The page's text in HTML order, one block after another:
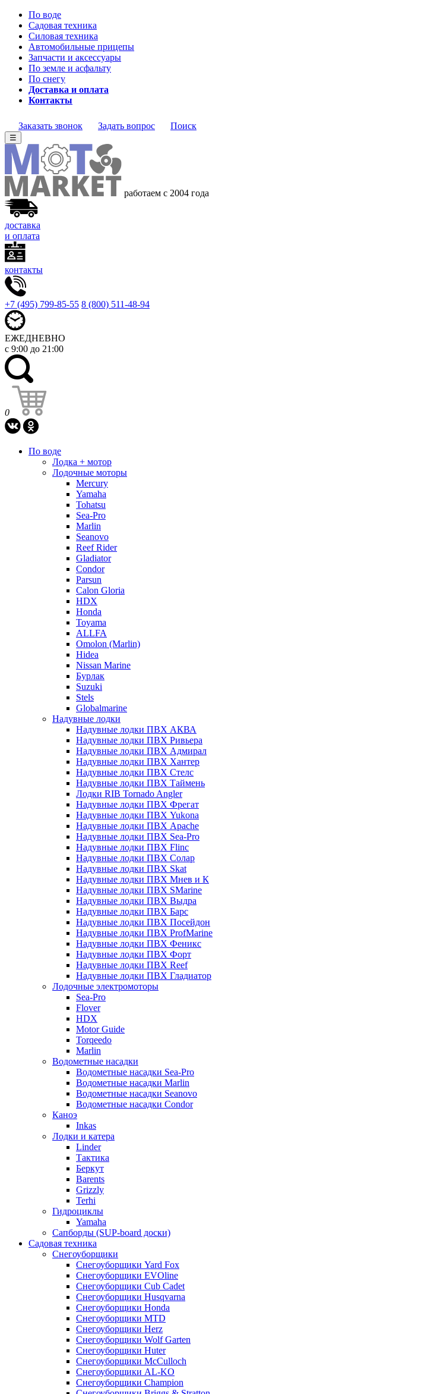
По воде
Садовая техника
Силовая техника
Автомобильные прицепы
Запчасти и аксессуары
По земле и асфальту
По снегу
Доставка и оплата
Контакты
Заказать звонок Задать вопрос Поиск
☰
работаем с 2004 года
доставка
и оплата
контакты
+7 (495) 799-85-55 8 (800) 511-48-94
ЕЖЕДНЕВНО
с 9:00 до 21:00
0
По воде
Лодка + мотор
Лодочные моторы
Mercury
Yamaha
Tohatsu
Sea-Pro
Marlin
Seanovo
Reef Rider
Gladiator
Condor
Parsun
Calon Gloria
HDX
Honda
Toyama
ALLFA
Omolon (Marlin)
Hidea
Nissan Marine
Бурлак
Suzuki
Stels
Globalmarine
Надувные лодки
Надувные лодки ПВХ АКВА
Надувные лодки ПВХ Ривьера
Надувные лодки ПВХ Адмирал
Надувные лодки ПВХ Хантер
Надувные лодки ПВХ Стелс
Надувные лодки ПВХ Таймень
Лодки RIB Tornado Angler
Надувные лодки ПВХ Фрегат
Надувные лодки ПВХ Yukona
Надувные лодки ПВХ Apache
Надувные лодки ПВХ Sea-Pro
Надувные лодки ПВХ Flinc
Надувные лодки ПВХ Солар
Надувные лодки ПВХ Skat
Надувные лодки ПВХ Мнев и К
Надувные лодки ПВХ SMarine
Надувные лодки ПВХ Выдра
Надувные лодки ПВХ Барс
Надувные лодки ПВХ Посейдон
Надувные лодки ПВХ ProfMarine
Надувные лодки ПВХ Феникс
Надувные лодки ПВХ Форт
Надувные лодки ПВХ Reef
Надувные лодки ПВХ Гладиатор
Лодочные электромоторы
Sea-Pro
Flover
HDX
Motor Guide
Torqeedo
Marlin
Водометные насадки
Водометные насадки Sea-Pro
Водометные насадки Marlin
Водометные насадки Seanovo
Водометные насадки Condor
Каноэ
Inkas
Лодки и катера
Linder
Тактика
Беркут
Barents
Grizzly
Terhi
Гидроциклы
Yamaha
Сапборды (SUP-board доски)
Садовая техника
Снегоуборщики
Снегоуборщики Yard Fox
Снегоуборщики EVOline
Снегоуборщики Cub Cadet
Снегоуборщики Husqvarna
Снегоуборщики Honda
Снегоуборщики MTD
Снегоуборщики Herz
Снегоуборщики Wolf Garten
Снегоуборщики Huter
Снегоуборщики McCulloch
Снегоуборщики AL-KO
Снегоуборщики Champion